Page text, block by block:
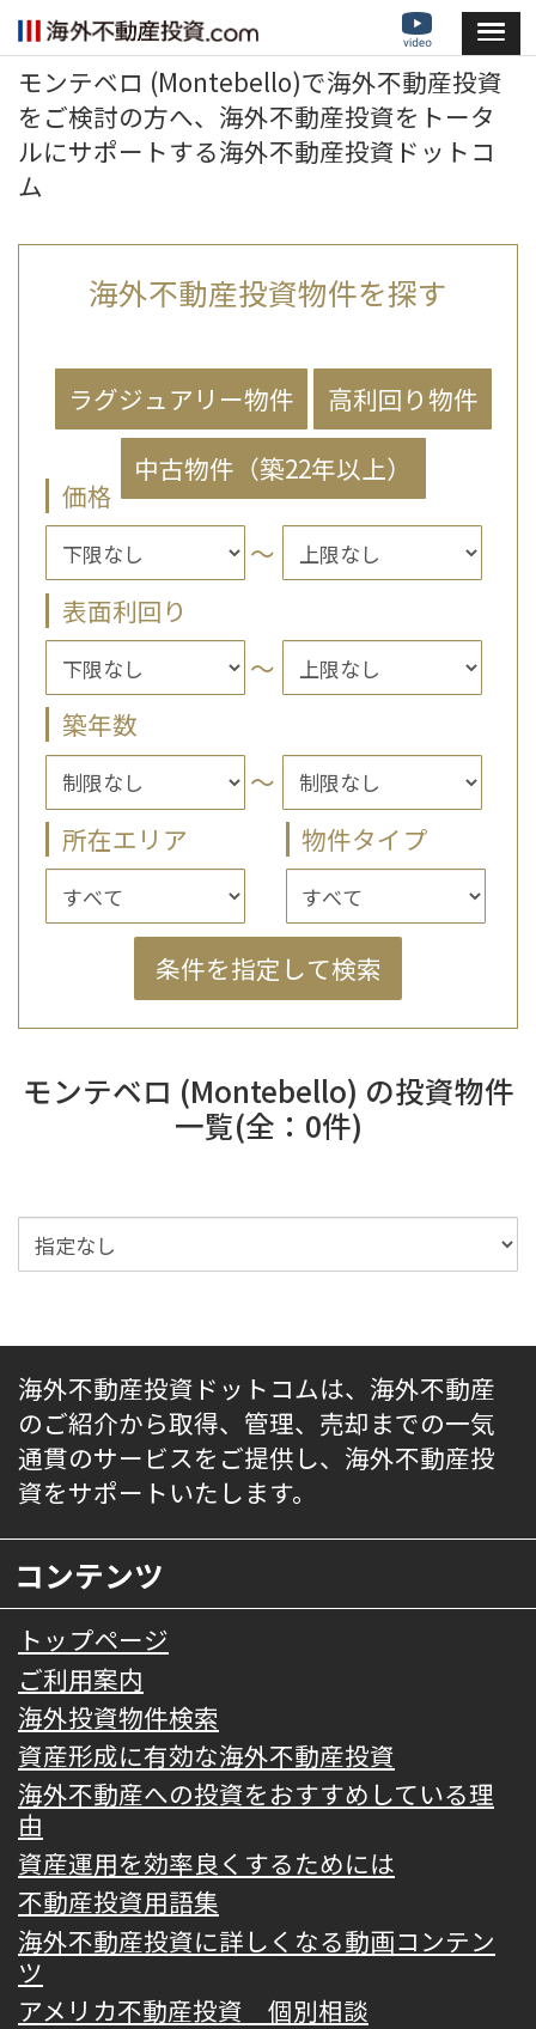
モンテベロ (Montebello)で海外不動産投資
をご検討の方へ、海外不動産投資をトータ
ルにサポートする海外不動産投資ドットコ
ム
海外不動産投資物件を探す
価格
～
表面利回り
～
築年数
～
所在エリア
物件タイプ
モンテベロ (Montebello) の投資物件
一覧(全：0件)
海外不動産投資ドットコムは、海外不動産
のご紹介から取得、管理、売却までの一気
通貫のサービスをご提供し、海外不動産投
資をサポートいたします。
コンテンツ
トップページ
ご利用案内
海外投資物件検索
資産形成に有効な海外不動産投資
海外不動産への投資をおすすめしている理
由
資産運用を効率良くするためには
不動産投資用語集
海外不動産投資に詳しくなる動画コンテン
ツ
アメリカ不動産投資 個別相談